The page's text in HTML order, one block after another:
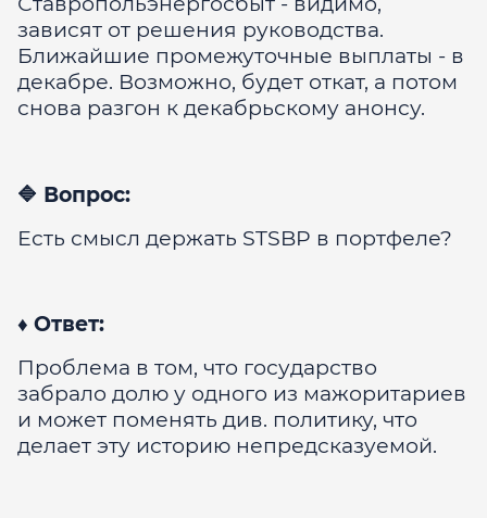
зависят от решения руководства.
Ближайшие промежуточные выплаты - в
декабре. Возможно, будет откат, а потом
снова разгон к декабрьскому анонсу.
🔷 Вопрос:
Есть смысл держать STSBP в портфеле?
♦️ Ответ:
Проблема в том, что государство
забрало долю у одного из мажоритариев
и может поменять див. политику, что
делает эту историю непредсказуемой.